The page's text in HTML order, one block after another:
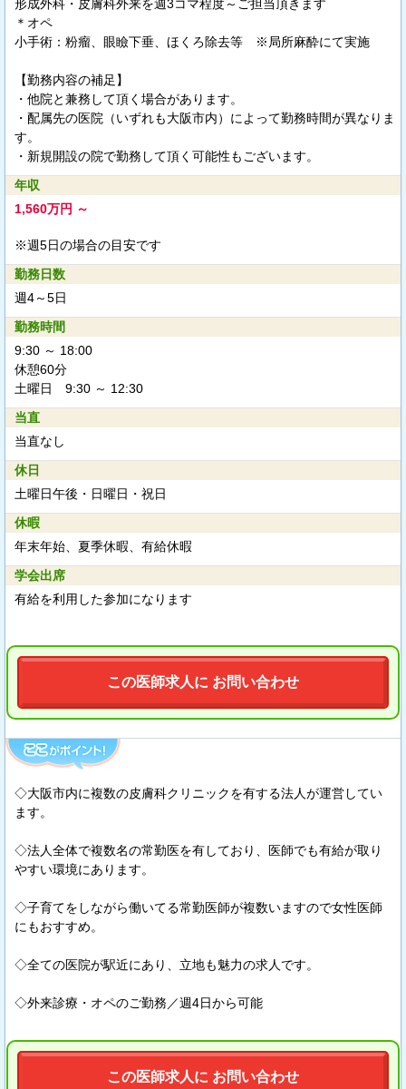
形成外科・皮膚科外来を週3コマ程度～ご担当頂きます
＊オペ
小手術：粉瘤、眼瞼下垂、ほくろ除去等 ※局所麻酔にて実施
【勤務内容の補足】
・他院と兼務して頂く場合があります。
・配属先の医院（いずれも大阪市内）によって勤務時間が異なりま
す。
・新規開設の院で勤務して頂く可能性もございます。
年収
1,560万円 ～
※週5日の場合の目安です
勤務日数
週4～5日
勤務時間
9:30 ～ 18:00
休憩60分
土曜日 9:30 ～ 12:30
当直
当直なし
休日
土曜日午後・日曜日・祝日
休暇
年末年始、夏季休暇、有給休暇
学会出席
有給を利用した参加になります
この医師求人に お問い合わせ
◇大阪市内に複数の皮膚科クリニックを有する法人が運営してい
ます。
◇法人全体で複数名の常勤医を有しており、医師でも有給が取り
やすい環境にあります。
◇子育てをしながら働いてる常勤医師が複数いますので女性医師
にもおすすめ。
◇全ての医院が駅近にあり、立地も魅力の求人です。
◇外来診療・オペのご勤務／週4日から可能
この医師求人に お問い合わせ